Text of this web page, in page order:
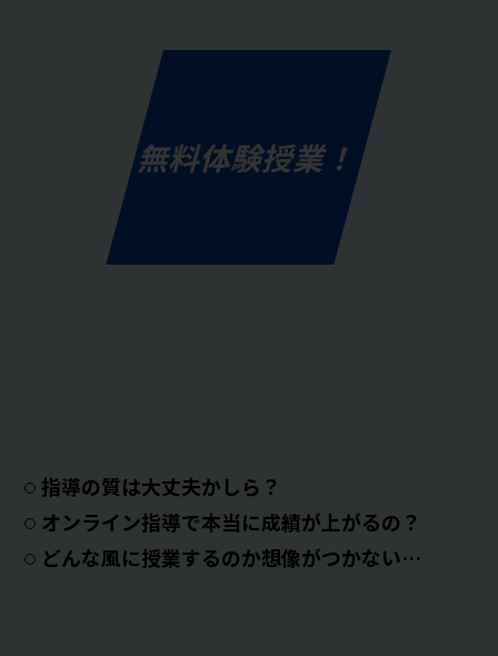
無料体験授業！
指導の質は大丈夫かしら？
オンライン指導で本当に成績が上がるの？
どんな風に授業するのか想像がつかない…